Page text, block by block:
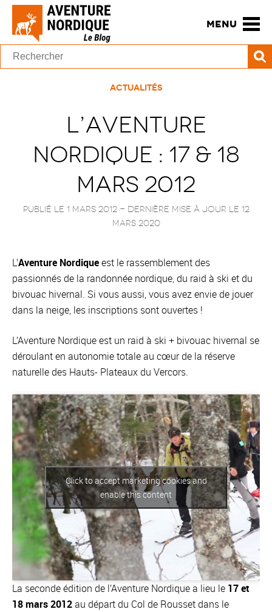
MENU
Actualités
L’Aventure
Nordique : 17 & 18
mars 2012
Publié le 1 mars 2012- Dernière mise à jour le 12
mars 2020
L’Aventure Nordiqueest le rassemblement des
passionnés de la randonnée nordique, du raid à ski et du
bivouac hivernal. Si vous aussi, vous avez envie de jouer
dans la neige, les inscriptions sont ouvertes !
L’Aventure Nordique est un raid à ski + bivouac hivernal se
déroulant en autonomie totale au cœur de la réserve
naturelle des Hauts- Plateaux du Vercors.
Click to accept marketing cookies and
enable this content
La seconde édition de l’Aventure Nordique a lieu le 17 et
18 mars 2012au départ du Col de Rousset dans le